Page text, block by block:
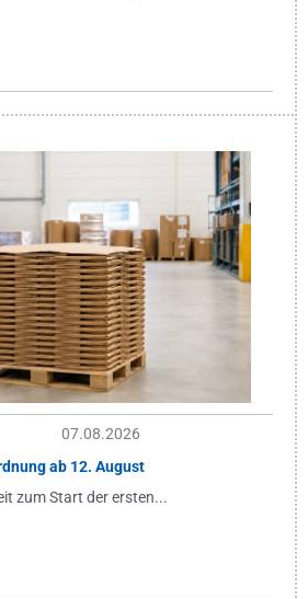
07.08.2026
ab 12. August
zum Start der ersten...